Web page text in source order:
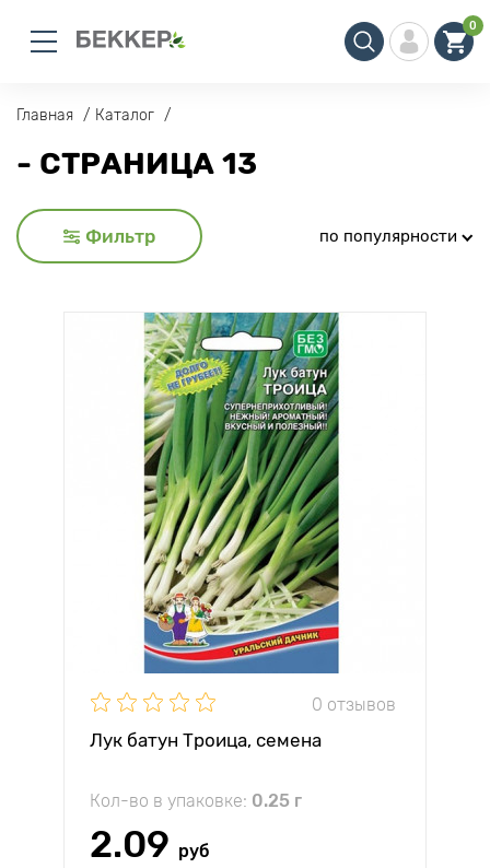
0
Главная Каталог
- СТРАНИЦА 13
Фильтр по популярности
0 отзывов
Лук батун Троица, семена
Кол-во в упаковке: 0.25 г
2.09 руб